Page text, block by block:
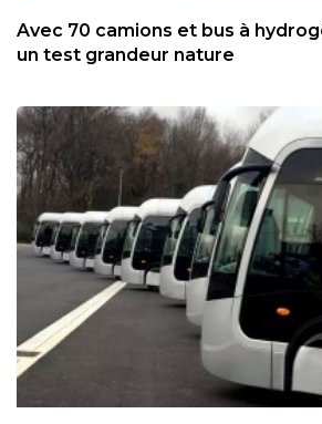
Avec 70 camions et bus à
un test grandeur nature